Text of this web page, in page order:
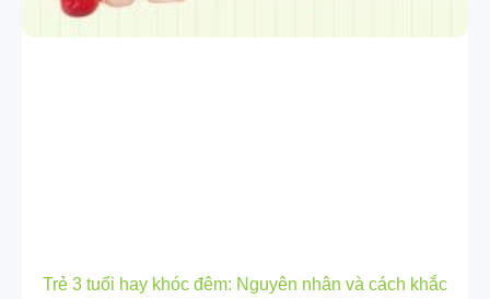
Trẻ 3 tuổi hay khóc đêm: Nguyên nhân và cách khắc